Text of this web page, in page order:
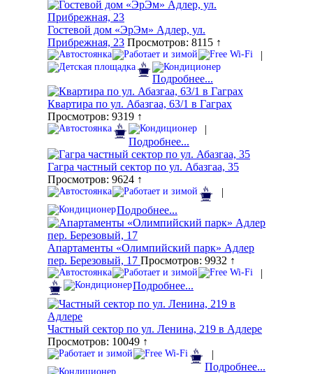
Гостевой дом «ЭрЭм» Адлер, ул.
Прибрежная, 23 Просмотров: 8115 ↑
|
Подробнее...
Квартира по ул. Абазгаа, 63/1 в Гаграх
Просмотров: 9319 ↑
|
Подробнее...
Гагра частный сектор по ул. Абазгаа, 35
Просмотров: 9624 ↑
|
Подробнее...
Апартаменты «Олимпийский парк» Адлер
пер. Березовый, 17 Просмотров: 9932 ↑
|
Подробнее...
Частный сектор по ул. Ленина, 219 в Адлере
Просмотров: 10049 ↑
|
Подробнее...